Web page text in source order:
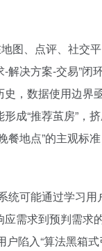
图、点评、社交
决方案-交易”闭
，数据使用边界
成“推荐茧房”，
地点”的主观标准
统可能通过学习
需求到预判需求
陷入“算法黑箱式